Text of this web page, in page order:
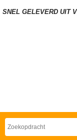
SNEL GELEVERD UIT